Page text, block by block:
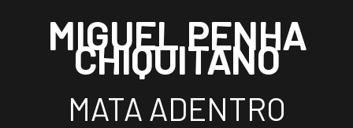
MIGUEL PENHA
CHIQUITANO
MATA ADENTRO